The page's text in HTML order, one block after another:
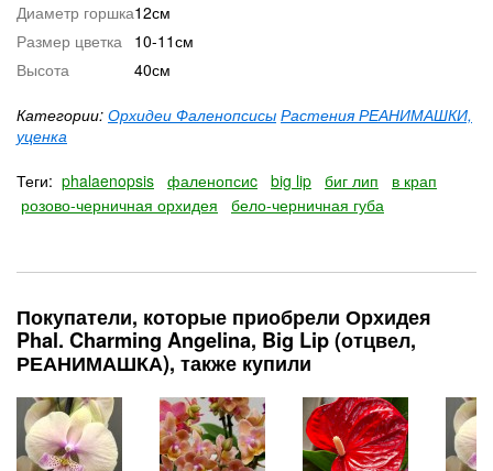
Диаметр горшка12см
Размер цветка 10-11см
Высота
40см
Категории: Орхидеи Фаленопсисы Растения РЕАНИМАШКИ,
уценка
Теги: phalaenopsis фаленопсиc big lip биг лип
в крап
розово-черничная орхидея
бело-черничная губа
Покупатели, которые приобрели Орхидея
Phal. Charming Angelina, Big Lip (отцвел,
РЕАНИМАШКА), также купили